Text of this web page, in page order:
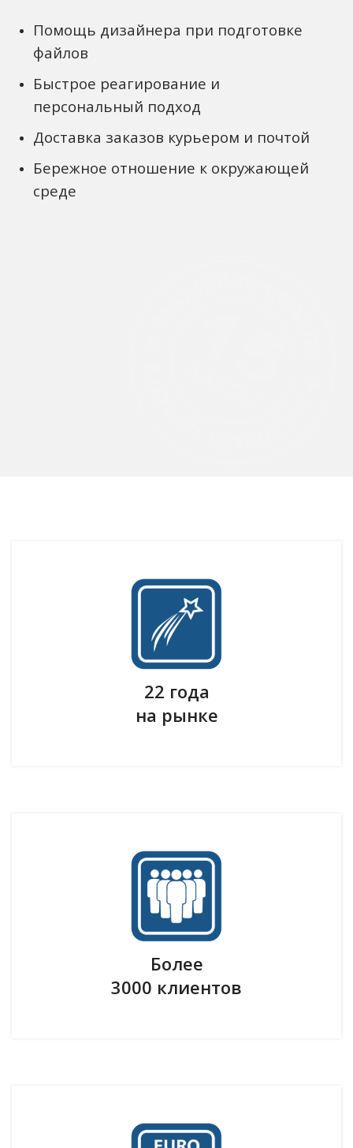
Помощь дизайнера при подготовке
файлов
Быстрое реагирование и
персональный подход
Доставка заказов курьером и почтой
Бережное отношение к окружающей
среде
22 года
на рынке
Более
3000 клиентов